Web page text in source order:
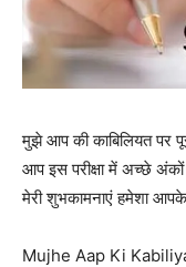
मुझे आप की काबिलियत पर
आप इस परीक्षा में अच्छे अंकों
मेरी शुभकामनाएं हमेशा
Mujhe Aap Ki